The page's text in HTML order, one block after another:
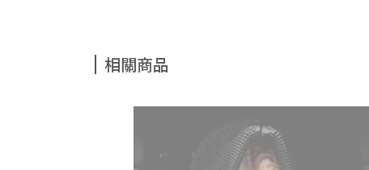
相關商品